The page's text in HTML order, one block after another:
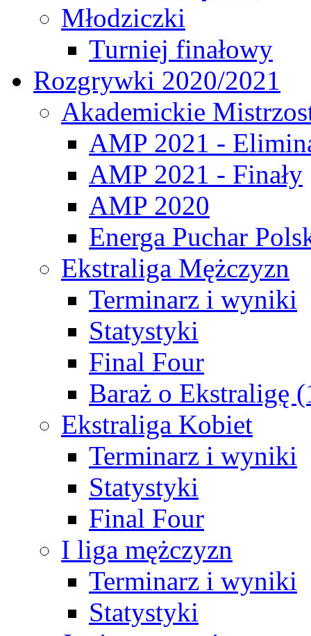
Młodziczki
Turniej finałowy
Rozgrywki 2020/2021
Akademickie
AMP 2021 -
AMP 2021 - Finały
AMP 2020
Energa Puchar
Ekstraliga Mężczyzn
Terminarz i wyniki
Statystyki
Final Four
Baraż o Ekstraligę
Ekstraliga Kobiet
Terminarz i wyniki
Statystyki
Final Four
I liga mężczyzn
Terminarz i wyniki
Statystyki